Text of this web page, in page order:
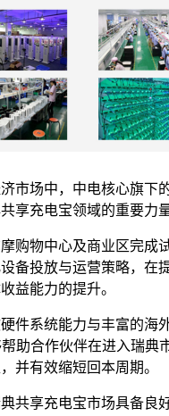
市场中，中电核心旗下
享充电宝领域的重要力量
购物中心及商业区完成
备投放与运营策略，在
益能力的提升。
件系统能力与丰富的海
帮助合作伙伴在进入瑞典
并有效缩短回本周期。
共享充电宝市场具备良